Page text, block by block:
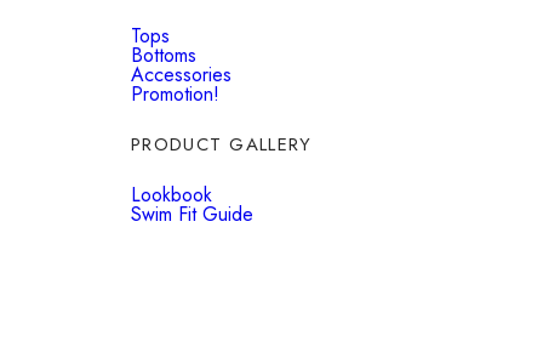
Tops
Bottoms
Accessories
Promotion!
PRODUCT GALLERY
Lookbook
Swim Fit Guide